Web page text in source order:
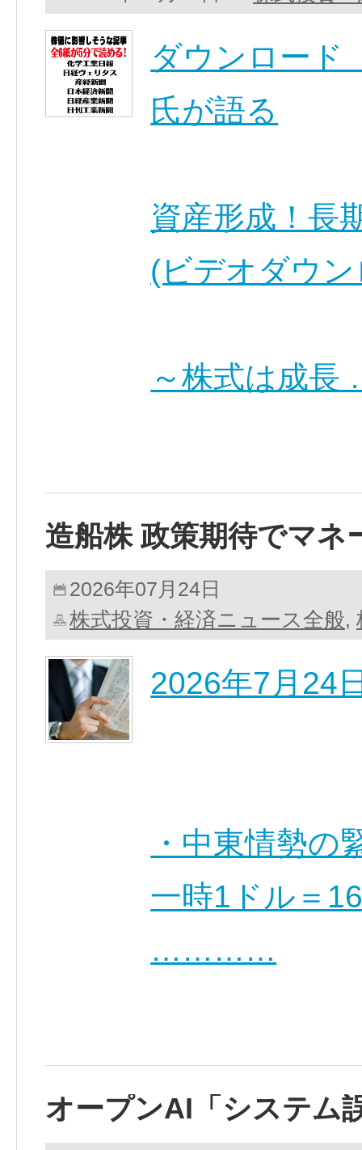
ダウンロー
氏が語る
資産形成！長
(ビデオダウ
～株式は成
造船株 政策期待でマネ
2026年07月24日
株式投資・経済ニュース全般,
2026年7月
・中東情勢の
一時1ドル＝
…………
オープンAI「システム